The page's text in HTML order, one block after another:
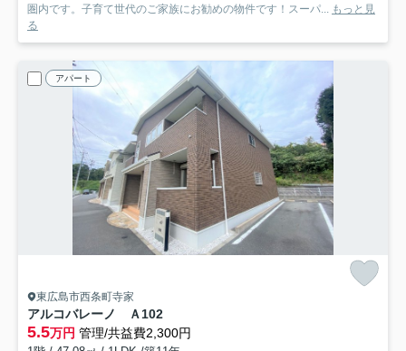
圏内です。子育て世代のご家族にお勧めの物件です！スーパ...
もっと見
る
アパート
東広島市西条町寺家
アルコバレーノ Ａ 102
5.5万円 管理/共益費2,300円